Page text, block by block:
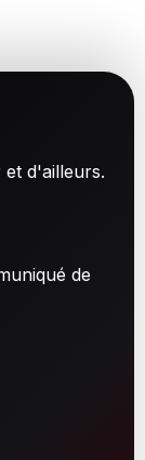
d'ailleurs.
de